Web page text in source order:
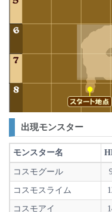
出現モンスター
モンスター名
コスモグール
コスモスライム
コスモアイ